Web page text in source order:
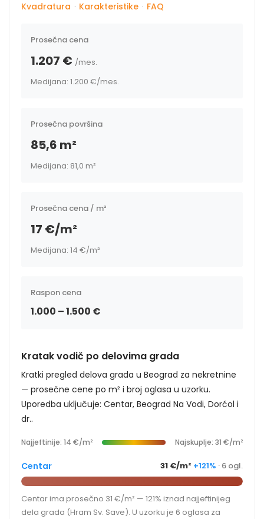
Kvadratura · Karakteristike · FAQ
Prosečna cena
1.207 € /mes.
Medijana: 1.200 €/mes.
Prosečna površina
85,6 m²
Medijana: 81,0 m²
Prosečna cena / m²
17 €/m²
Medijana: 14 €/m²
Raspon cena
1.000 – 1.500 €
Kratak vodič po delovima grada
Kratki pregled delova grada u Beograd za nekretnine
— prosečne cene po m² i broj oglasa u uzorku.
Uporedba uključuje: Centar, Beograd Na Vodi, Dorćol i
dr..
Najjeftinije: 14 €/m² Najskuplje: 31 €/m²
Centar 31 €/m² +121% · 6 ogl.
Centar ima prosečno 31 €/m² — 121% iznad najjeftinijeg
dela grada (Hram Sv. Save). U uzorku je 6 oglasa za